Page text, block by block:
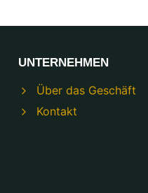
UNTERNEHMEN
Über das Geschäft
Kontakt